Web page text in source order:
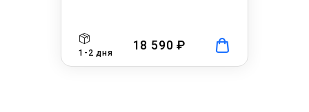
18 590 ₽
1-2 дня